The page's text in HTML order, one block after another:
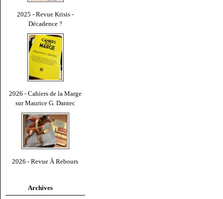
2025 - Revue Krisis -
Décadence ?
2026 - Cahiers de la Marge
sur Maurice G. Dantec
2026 - Revue À Rebours
Archives